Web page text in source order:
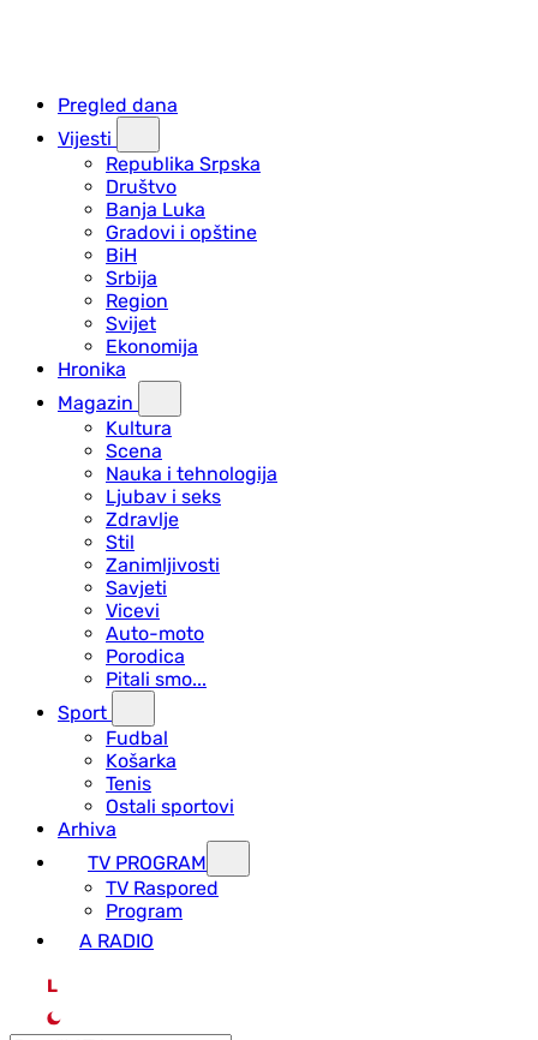
Pregled dana
Vijesti
Republika Srpska
Društvo
Banja Luka
Gradovi i opštine
BiH
Srbija
Region
Svijet
Ekonomija
Hronika
Magazin
Kultura
Scena
Nauka i tehnologija
Ljubav i seks
Zdravlje
Stil
Zanimljivosti
Savjeti
Vicevi
Auto-moto
Porodica
Pitali smo...
Sport
Fudbal
Košarka
Tenis
Ostali sportovi
Arhiva
TV PROGRAM
ТV Raspored
Program
A RADIO
L